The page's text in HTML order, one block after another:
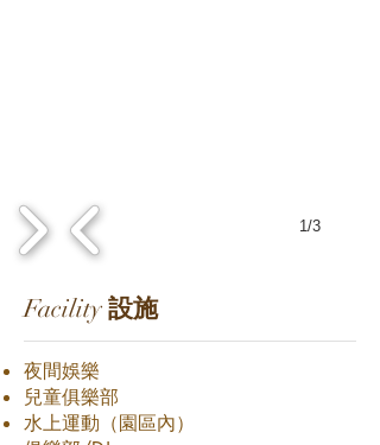
1/3
Facility設施
夜間娛樂
兒童俱樂部
水上運動（園區內）